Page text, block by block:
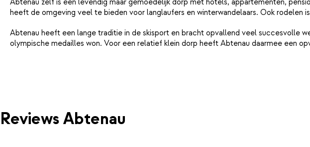
heeft de omgeving veel te bieden voor langlaufers en winterwandelaars. Ook rodelen
Abtenau heeft een lange traditie in de skisport en bracht opvallend veel succesvolle
olympische medailles won. Voor een relatief klein dorp heeft Abtenau daarmee een
Reviews Abtenau